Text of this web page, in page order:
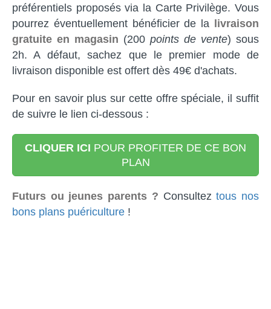
préférentiels proposés via la Carte Privilège. Vous
pourrez éventuellement bénéficier de la livraison
gratuite en magasin (200 points de vente) sous
2h. A défaut, sachez que le premier mode de
livraison disponible est offert dès 49€ d'achats.
Pour en savoir plus sur cette offre spéciale, il suffit
de suivre le lien ci-dessous :
CLIQUER ICI POUR PROFITER DE CE BON
PLAN
Futurs ou jeunes parents ? Consulteztous nos
bons plans puériculture !